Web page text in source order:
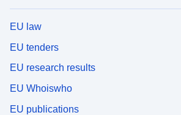
EU law
EU tenders
EU research results
EU Whoiswho
EU publications